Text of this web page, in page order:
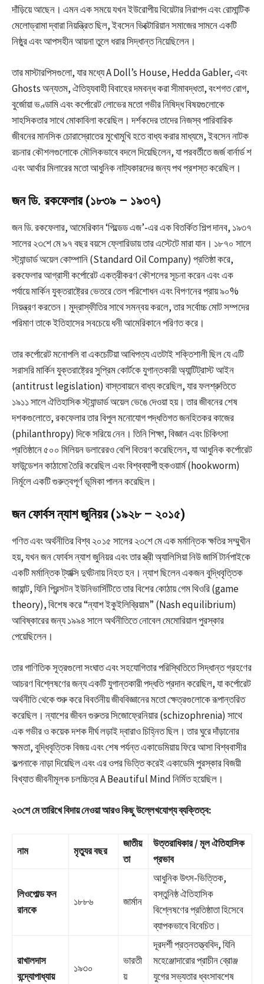
দাঁড়িয়ে আছেন। এমন এক সময়ে যখন ইউরোপীয় থিয়েটার নিরাপদ এবং রোমান্টিক
মেলোড্রামা দ্বারা নিয়ন্ত্রিত ছিল, ইবসেন ভিক্টোরিয়ান সমাজের সামনে একটি
নিষ্ঠুর এবং আপসহীন আয়না তুলে ধরার সিদ্ধান্ত নিয়েছিলেন।
তার মাস্টারপিসগুলো, যার মধ্যে A Doll’s House, Hedda Gabler, এবং
Ghosts অন্যতম, ঐতিহ্যবাহী বিবাহের দমবন্ধ করা সীমাবদ্ধতা, বংশগত রোগ,
বুর্জোয়া ভণ্ডামি এবং কর্পোরেট লোভের মতো গভীর নিষিদ্ধ বিষয়গুলোকে
সাহসিকতার সাথে মোকাবিলা করেছিল। দর্শকদের তাদের নিজস্ব পারিবারিক
জীবনের মানসিক চোরাস্রোতের মুখোমুখি হতে বাধ্য করার মাধ্যমে, ইবসেন নাটক
রচনার কৌশলগুলোকে মৌলিকভাবে বদলে দিয়েছিলেন, যা পরবর্তীতে জর্জ বার্নার্ড শ
এবং আর্থার মিলারের মতো আধুনিক নাট্যকারদের জন্য পথ প্রশস্ত করেছিল।
জন ডি. রকফেলার (১৮৩৯ – ১৯৩৭)
জন ডি. রকফেলার, আমেরিকান ‘গিল্ডেড এজ’-এর এক বিতর্কিত শিল্প দানব, ১৯৩৭
সালের ২৩শে মে ৯৭ বছর বয়সে ফ্লোরিডায় তার এস্টেটে মারা যান। ১৮৭০ সালে
স্ট্যান্ডার্ড অয়েল কোম্পানি (Standard Oil Company) প্রতিষ্ঠা করে,
রকফেলার আগ্রাসী কর্পোরেট একত্রীকরণ কৌশলের সূচনা করেন এবং এক
পর্যায়ে মার্কিন যুক্তরাষ্ট্রের ভেতরে তেল পরিশোধন এবং বিপণনের প্রায় ৯০%
নিয়ন্ত্রণ করতেন। মুদ্রাস্ফীতির সাথে সমন্বয় করলে, তার সর্বোচ্চ মোট সম্পদের
পরিমাণ তাকে ইতিহাসের সবচেয়ে ধনী আমেরিকানে পরিণত করে।
তার কর্পোরেট মনোপলি বা একচেটিয়া আধিপত্য এতটাই শক্তিশালী ছিল যে এটি
সরাসরি মার্কিন যুক্তরাষ্ট্রের সুপ্রিম কোর্টকে যুগান্তকারী অ্যান্টিট্রাস্ট আইন
(antitrust legislation) বাস্তবায়নে বাধ্য করেছিল, যার ফলশ্রুতিতে
১৯১১ সালে ঐতিহাসিক স্ট্যান্ডার্ড অয়েল ভেঙে দেওয়া হয়। তার জীবনের শেষ
দশকগুলোতে, রকফেলার তার বিপুল মনোযোগ পদ্ধতিগত জনহিতকর কাজের
(philanthropy) দিকে সরিয়ে নেন। তিনি শিক্ষা, বিজ্ঞান এবং চিকিৎসা
প্রতিষ্ঠানে ৫০০ মিলিয়ন ডলারেরও বেশি বিতরণ করেছিলেন, যা আধুনিক কর্পোরেট
ফাউন্ডেশন কাঠামো তৈরি করেছিল এবং বিশ্বব্যাপী হুকওয়ার্ম (hookworm)
নির্মূলে একটি গুরুত্বপূর্ণ ভূমিকা পালন করেছিল।
জন ফোর্বস ন্যাশ জুনিয়র (১৯২৮ – ২০১৫)
গণিত এবং অর্থনীতির বিশ্ব ২০১৫ সালের ২৩শে মে এক মর্মান্তিক ক্ষতির সম্মুখীন
হয়, যখন জন ফোর্বস ন্যাশ জুনিয়র এবং তার স্ত্রী অ্যালিসিয়া নিউ জার্সি টার্নপাইকে
একটি মর্মান্তিক ট্যাক্সি দুর্ঘটনায় নিহত হন। ন্যাশ ছিলেন একজন বুদ্ধিবৃত্তিক
জায়ান্ট, যিনি প্রিন্সটন ইউনিভার্সিটিতে তার বিশের কোঠায় গেম থিওরি (game
theory), বিশেষ করে “ন্যাশ ইকুইলিব্রিয়াম” (Nash equilibrium)
আবিষ্কারের জন্য ১৯৯৪ সালে অর্থনীতিতে নোবেল মেমোরিয়াল পুরস্কার
পেয়েছিলেন।
তার গাণিতিক সূত্রগুলো সংঘাত এবং সহযোগিতার পরিস্থিতিতে সিদ্ধান্ত গ্রহণের
আচরণ বিশ্লেষণের জন্য একটি যুগান্তকারী পদ্ধতি প্রদান করেছিল, যা কর্পোরেট
অর্থনীতি থেকে শুরু করে বিবর্তনীয় জীববিজ্ঞানের মতো ক্ষেত্রগুলোকে রূপান্তরিত
করেছিল। ন্যাশের জীবন গুরুতর সিজোফ্রেনিয়ার (schizophrenia) সাথে
এক গভীর ও কয়েক দশক দীর্ঘ লড়াই দ্বারাও চিহ্নিত ছিল। তার ঘুরে দাঁড়ানোর
ক্ষমতা, বুদ্ধিবৃত্তিক বিজয় এবং শেষ পর্যন্ত একাডেমিয়ায় ফিরে আসা বিশ্ববাসীর
কল্পনাকে নাড়া দিয়েছিল এবং এর ওপর ভিত্তি করেই একাডেমি পুরস্কার বিজয়ী
বিখ্যাত জীবনীমূলক চলচ্চিত্র A Beautiful Mind নির্মিত হয়েছিল।
২৩শে মে তারিখে বিদায় নেওয়া আরও কিছু উল্লেখযোগ্য ব্যক্তিত্ব:
নাম মৃত্যুর বছর
জাতীয়
তা
উত্তরাধিকার / মূল ঐতিহাসিক
প্রভাব
লিওপোল্ড ফন
রানকে
১৮৮৬ জার্মান
আধুনিক উৎস-ভিত্তিক,
বস্তুনিষ্ঠ ঐতিহাসিক
বিশ্লেষণের প্রতিষ্ঠাতা হিসেবে
ব্যাপকভাবে বিবেচিত।
রাখালদাস
বন্দ্যোপাধ্যায়
১৯৩০
ভারতী
য়
দূরদর্শী প্রত্নতত্ত্ববিদ, যিনি
মহেঞ্জোদারোর প্রাচীন ব্রোঞ্জ
যুগের সভ্যতার ধ্বংসাবশেষ